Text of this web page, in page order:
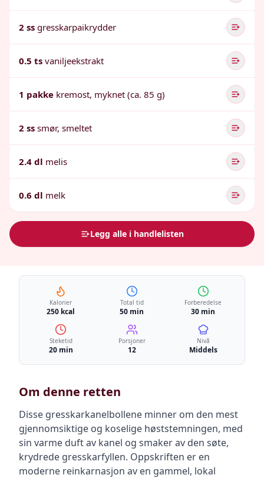
2 ss gresskarpaikrydder
0.5 ts vaniljeekstrakt
1 pakke kremost, myknet (ca. 85 g)
2 ss smør, smeltet
2.4 dl melis
0.6 dl melk
Legg alle i handlelisten
Kalorier
250 kcal
Total tid
50 min
Forberedelse
30 min
Steketid
20 min
Porsjoner
12
Nivå
Middels
Om denne retten
Disse gresskarkanelbollene minner om den mest
gjennomsiktige og koselige høststemningen, med
sin varme duft av kanel og smaker av den søte,
krydrede gresskarfyllen. Oppskriften er en
moderne reinkarnasjon av en gammel, lokal